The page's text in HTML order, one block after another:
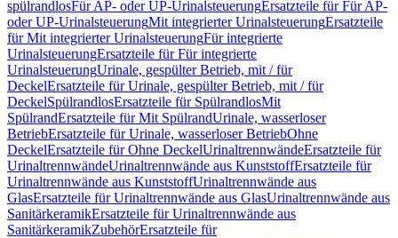
spülrandlosFür AP- oder UP-UrinalsteuerungErsatzteile für Für AP-
oder UP-UrinalsteuerungMit integrierter UrinalsteuerungErsatzteile
für Mit integrierter UrinalsteuerungFür integrierte
UrinalsteuerungErsatzteile für Für integrierte
UrinalsteuerungUrinale, gespülter Betrieb, mit / für
DeckelErsatzteile für Urinale, gespülter Betrieb, mit / für
DeckelSpülrandlosErsatzteile für SpülrandlosMit
SpülrandErsatzteile für Mit SpülrandUrinale, wasserloser
BetriebErsatzteile für Urinale, wasserloser BetriebOhne
DeckelErsatzteile für Ohne DeckelUrinaltrennwändeErsatzteile für
UrinaltrennwändeUrinaltrennwände aus KunststoffErsatzteile für
Urinaltrennwände aus KunststoffUrinaltrennwände aus
GlasErsatzteile für Urinaltrennwände aus GlasUrinaltrennwände aus
SanitärkeramikErsatzteile für Urinaltrennwände aus
SanitärkeramikZubehörErsatzteile für